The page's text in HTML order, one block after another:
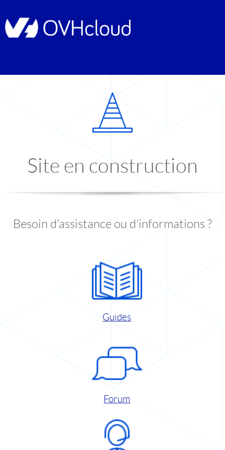
Site en construction
Besoin d'assistance ou d'informations ?
Guides
Forum